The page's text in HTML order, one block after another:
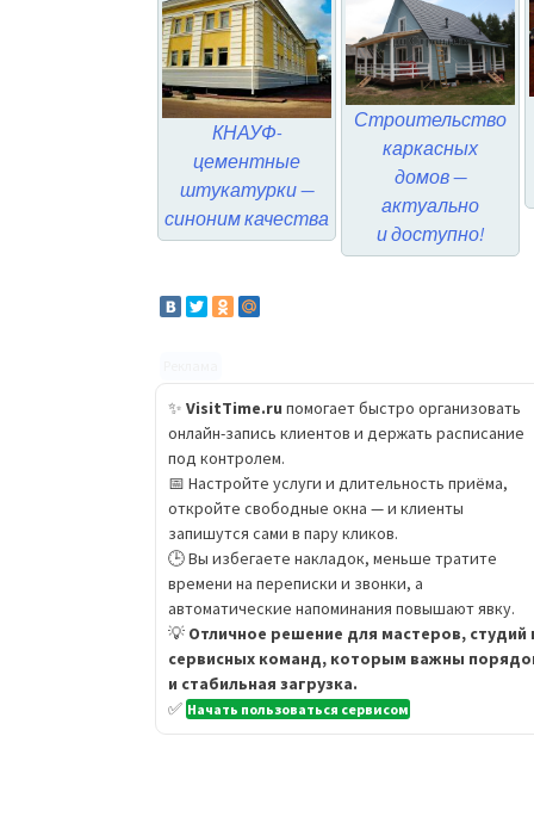
КНАУФ-
цементные
штукатурки —
синоним качества
Строительство
каркасных
домов —
актуально
и доступно!
✨ VisitTime.ru помогает быстро организовать
онлайн-запись клиентов и держать расписание
под контролем.
📅 Настройте услуги и длительность приёма,
откройте свободные окна — и клиенты
запишутся сами в пару кликов.
🕒 Вы избегаете накладок, меньше тратите
времени на переписки и звонки, а
автоматические напоминания повышают явку.
💡 Отличное решение для мастеров, студий
сервисных команд, которым важны
и стабильная загрузка.
✅ Начать пользоваться сервисом